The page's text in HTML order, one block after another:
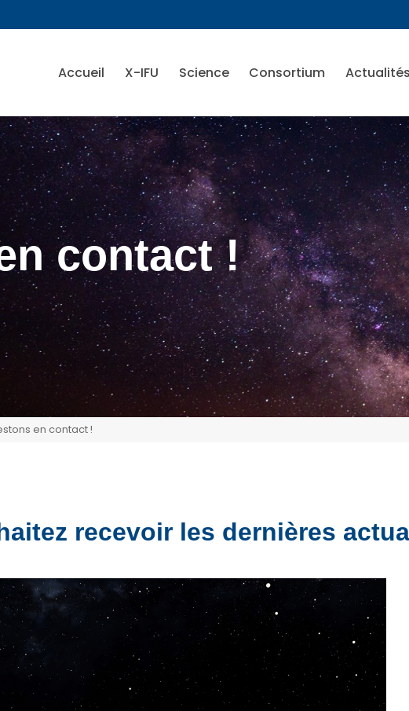
Accueil X-IFU Science Consortium Actualités
contact !
en contact !
recevoir les dernières